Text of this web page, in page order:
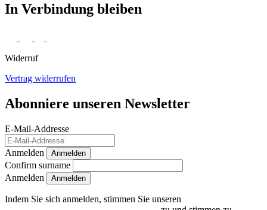
In Verbindung bleiben
Widerruf
Vertrag widerrufen
Abonniere unseren Newsletter
E-Mail-Addresse
Anmelden Anmelden
Confirm surname
Anmelden
Indem Sie sich anmelden, stimmen Sie unseren